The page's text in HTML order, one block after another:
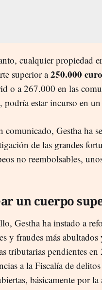
cualquier propiedad
superior a250.000
o a 267.000 en las
podría estar incurso en
comunicado, Gestha ha
de las grandes
no reembolsables,
un cuerpo
Gestha ha instado a
y fraudes más
tributarias pendientes
a la Fiscalía de
básicamente por